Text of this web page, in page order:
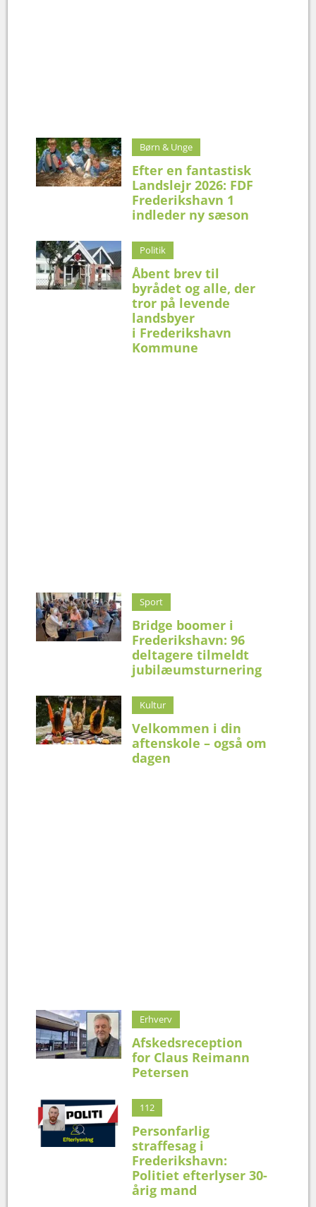
Børn & Unge
Efter en fantastisk
Landslejr 2026: FDF
Frederikshavn 1
indleder ny sæson
Politik
Åbent brev til
byrådet og alle, der
tror på levende
landsbyer
i Frederikshavn
Kommune
Sport
Bridge boomer i
Frederikshavn: 96
deltagere tilmeldt
jubilæumsturnering
Kultur
Velkommen i din
aftenskole – også om
dagen
Erhverv
Afskedsreception
for Claus Reimann
Petersen
112
Personfarlig
straffesag i
Frederikshavn:
Politiet efterlyser 30-
årig mand